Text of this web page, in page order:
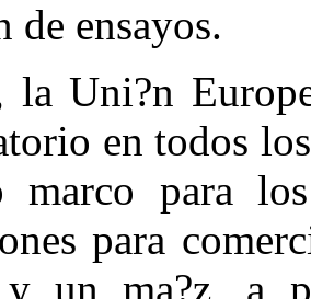
de ensayos.
la Uni?n
en todos
marco para
para
un ma?z, a